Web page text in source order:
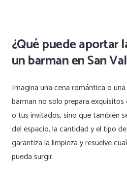
¿Qué puede aportar
un barman en San
Imagina una cena romántica o
barman no solo prepara
o tus invitados, sino que también
del espacio, la cantidad y el tipo
garantiza la limpieza y resuelve
pueda surgir.